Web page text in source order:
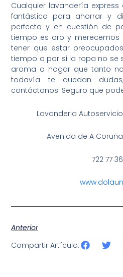
Cualquier lavandería
fantástica para ahorrar y
perfecta y en cuestión de
tiempo es oro y merecemos
tener que estar
tiempo o por si la ropa no se
aroma a hogar que tanto
todavía te quedan
contáctanos. Seguro que
Lavanderia
Avenida de A
722 77
Anterior
Compartir Artículo: